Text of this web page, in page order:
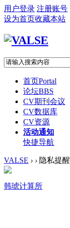
用户登录 注册账号
设为首页收藏本站
首页Portal
论坛BBS
CV期刊会议
CV数据库
CV资源
活动通知
快捷导航
VALSE › › 隐私提醒
韩琥计算所